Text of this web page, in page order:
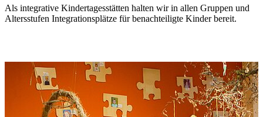
Als integrative Kindertagesstätten halten wir in allen Gruppen und
Altersstufen Integrationsplätze für benachteiligte Kinder bereit.